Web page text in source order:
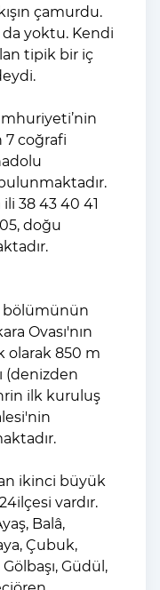
çamurdu.
da yoktu. Kendi
tipik bir iç
7 coğrafi
38 43 40 41
doğu
bölümünün
Ovası'nın
olarak 850 m
(denizden
ilk kuruluş
ikinci büyük
vardır.
Balâ,
Çubuk,
Güdül,